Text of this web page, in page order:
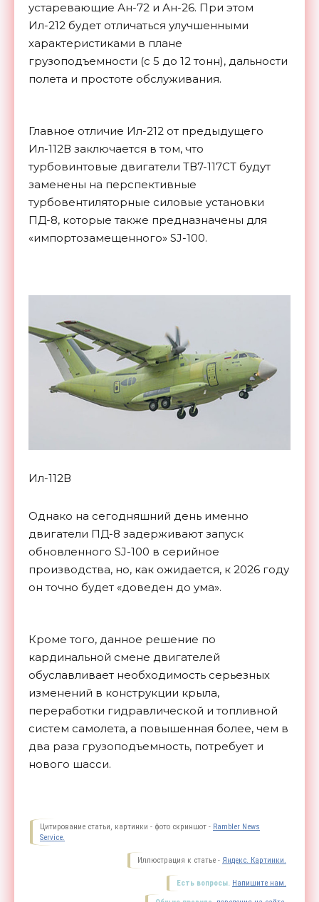
устаревающие Ан-72 и Ан-26. При этом
Ил-212 будет отличаться улучшенными
характеристиками в плане
грузоподъемности (с 5 до 12 тонн), дальности
полета и простоте обслуживания.
Главное отличие Ил-212 от предыдущего
Ил-112В заключается в том, что
турбовинтовые двигатели ТВ7-117СТ будут
заменены на перспективные
турбовентиляторные силовые установки
ПД-8, которые также предназначены для
«импортозамещенного» SJ-100.
Ил-112В
Однако на сегодняшний день именно
двигатели ПД-8 задерживают запуск
обновленного SJ-100 в серийное
производства, но, как ожидается, к 2026 году
он точно будет «доведен до ума».
Кроме того, данное решение по
кардинальной смене двигателей
обуславливает необходимость серьезных
изменений в конструкции крыла,
переработки гидравлической и топливной
систем самолета, а повышенная более, чем в
два раза грузоподъемность, потребует и
нового шасси.
Цитирование статьи, картинки - фото скриншот - Rambler News
Service.
Иллюстрация к статье - Яндекс. Картинки.
Есть вопросы. Напишите нам.